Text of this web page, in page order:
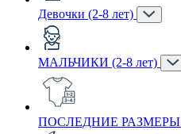
Девочки (2-8 лет)
МАЛЬЧИКИ (2-8 лет)
ПОСЛЕДНИЕ РАЗМЕРЫ